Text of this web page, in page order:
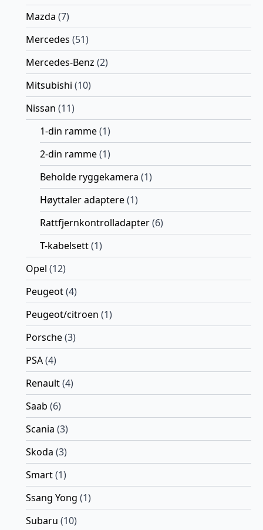
Mazda (7)
Mercedes (51)
Mercedes-Benz (2)
Mitsubishi (10)
Nissan (11)
1-din ramme(1)
2-din ramme(1)
Beholde ryggekamera (1)
Høyttaler adaptere(1)
Rattfjernkontrolladapter(6)
T-kabelsett(1)
Opel (12)
Peugeot(4)
Peugeot/citroen (1)
Porsche(3)
PSA(4)
Renault(4)
Saab (6)
Scania (3)
Skoda (3)
Smart(1)
Ssang Yong (1)
Subaru (10)